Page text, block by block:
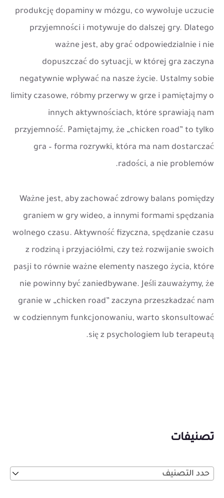
produkcję dopaminy w mózgu, co wywołuje uczucie
przyjemności i motywuje do dalszej gry. Dlatego
ważne jest, aby grać odpowiedzialnie i nie
dopuszczać do sytuacji, w której gra zaczyna
negatywnie wpływać na nasze życie. Ustalmy sobie
limity czasowe, róbmy przerwy w grze i pamiętajmy o
innych aktywnościach, które sprawiają nam
przyjemność. Pamiętajmy, że „chicken road” to tylko
gra – forma rozrywki, która ma nam dostarczać
radości, a nie problemów.
Ważne jest, aby zachować zdrowy balans pomiędzy
graniem w gry wideo, a innymi formami spędzania
wolnego czasu. Aktywność fizyczna, spędzanie czasu
z rodziną i przyjaciółmi, czy też rozwijanie swoich
pasji to równie ważne elementy naszego życia, które
nie powinny być zaniedbywane. Jeśli zauważymy, że
granie w „chicken road” zaczyna przeszkadzać nam
w codziennym funkcjonowaniu, warto skonsultować
się z psychologiem lub terapeutą.
تصنيفات
حدد التصنيف